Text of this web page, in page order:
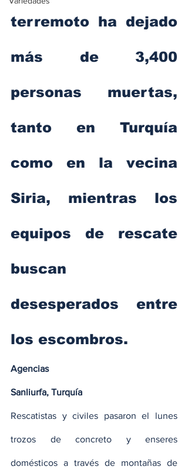
terremoto ha dejado
más de 3,400
personas muertas,
tanto en Turquía
como en la vecina
Siria, mientras los
equipos de rescate
buscan
desesperados entre
los escombros.
Agencias
Sanliurfa, Turquía
Rescatistas y civiles pasaron el lunes
trozos de concreto y enseres
domésticos a través de montañas de